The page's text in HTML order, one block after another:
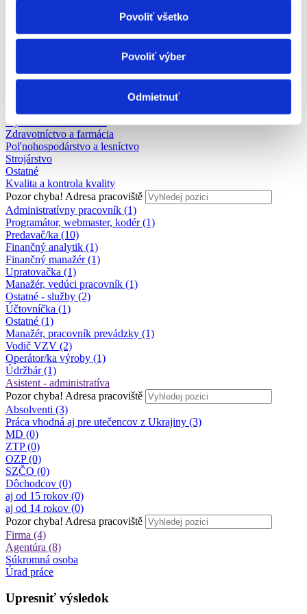
Povoliť všetko
Povoliť výber
Odmietnuť
Technika, elektrotechnika, energetika
Tvorivá práca a kultúra
Personalistika
Právo
Výchova a vzdelávanie
Zdravotníctvo a farmácia
Poľnohospodárstvo a lesníctvo
Strojárstvo
Ostatné
Kvalita a kontrola kvality
Pozor chyba! Adresa pracoviště
Administratívny pracovník (1)
Programátor, webmaster, kodér (1)
Predavač/ka (10)
Finančný analytik (1)
Finančný manažér (1)
Upratovačka (1)
Manažér, vedúci pracovník (1)
Ostatné - služby (2)
Účtovníčka (1)
Ostatné (1)
Manažér, pracovník prevádzky (1)
Vodič VZV (2)
Operátor/ka výroby (1)
Údržbár (1)
Asistent - administratíva
Pozor chyba! Adresa pracoviště
Absolventi (3)
Práca vhodná aj pre utečencov z Ukrajiny (3)
MD (0)
ZTP (0)
OZP (0)
SZČO (0)
Dôchodcov (0)
aj od 15 rokov (0)
aj od 14 rokov (0)
Pozor chyba! Adresa pracoviště
Firma (4)
Agentúra (8)
Súkromná osoba
Úrad práce
Upresniť výsledok